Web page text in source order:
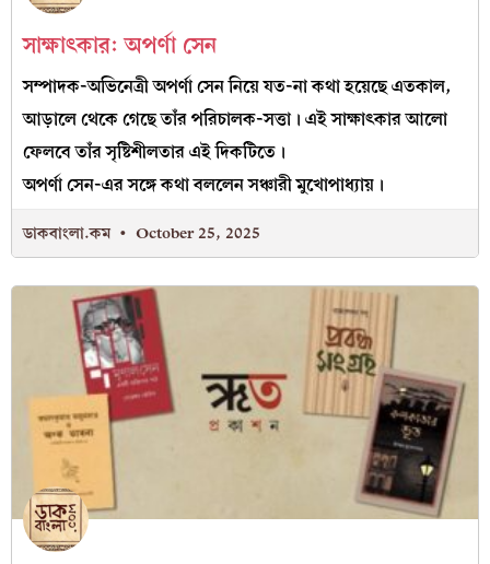
সাক্ষাৎকার: অপর্ণা সেন
সম্পাদক-অভিনেত্রী অপর্ণা সেন নিয়ে যত-না কথা হয়েছে এতকাল,
আড়ালে থেকে গেছে তাঁর পরিচালক-সত্তা। এই সাক্ষাৎকার আলো
ফেলবে তাঁর সৃষ্টিশীলতার এই দিকটিতে।
অপর্ণা সেন-এর সঙ্গে কথা বললেন সঞ্চারী মুখোপাধ্যায়।
ডাকবাংলা.কম October 25, 2025